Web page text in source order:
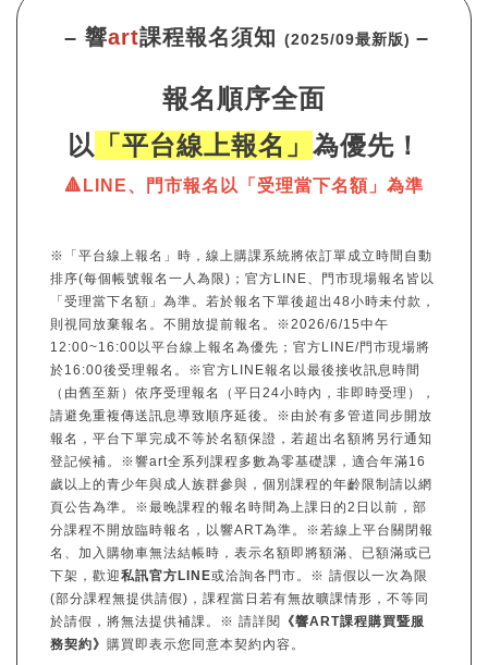
– 響art課程報名須知 (2025/09最新版) –
報名順序全面
以 「平台線上報名」 為優先！
🔺LINE、門市報名以「受理當下名額」為準
※「平台線上報名」時，線上購課系統將依訂單成立時間自動
排序(每個帳號報名一人為限)；官方LINE、門市現場報名皆以
「受理當下名額」為準。若於報名下單後超出48小時未付款，
則視同放棄報名。不開放提前報名。※2026/6/15中午
12:00~16:00以平台線上報名為優先；官方LINE/門市現場將
於16:00後受理報名。※官方LINE報名以最後接收訊息時間
（由舊至新）依序受理報名（平日24小時內，非即時受理），
請避免重複傳送訊息導致順序延後。※由於有多管道同步開放
報名，平台下單完成不等於名額保證，若超出名額將另行通知
登記候補。※響art全系列課程多數為零基礎課，適合年滿16
歲以上的青少年與成人族群參與，個別課程的年齡限制請以網
頁公告為準。※最晚課程的報名時間為上課日的2日以前，部
分課程不開放臨時報名，以響ART為準。※若線上平台關閉報
名、加入購物車無法結帳時，表示名額即將額滿、已額滿或已
下架，歡迎私訊官方LINE或洽詢各門市。※ 請假以一次為限
(部分課程無提供請假)，課程當日若有無故曠課情形，不等同
於請假，將無法提供補課。※ 請詳閱
《響ART課程購買暨服
務契約》 購買即表示您同意本契約內容。